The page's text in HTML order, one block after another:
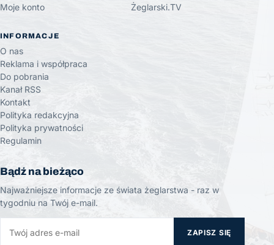
Moje konto
Żeglarski.TV
INFORMACJE
O nas
Reklama i współpraca
Do pobrania
Kanał RSS
Kontakt
Polityka redakcyjna
Polityka prywatności
Regulamin
Bądź na bieżąco
Najważniejsze informacje ze świata żeglarstwa - raz w
tygodniu na Twój e-mail.
ZAPISZ SIĘ